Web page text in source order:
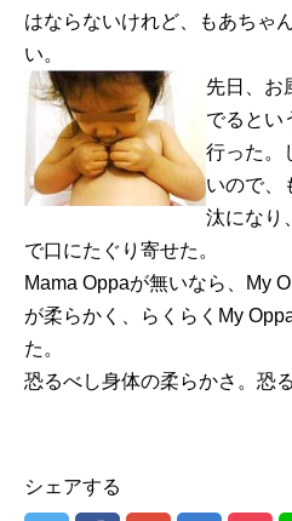
はならないけれど、もあちゃ
い。
先日、お
でるとい
行った。
いので、
汰になり
で口にたぐり寄せた。
Mama Oppaが無いなら、My
が柔らかく、らくらくMy
た。
恐るべし身体の柔らかさ。恐
シェアする